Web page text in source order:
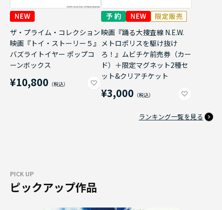
ザ・プライム・コレクション
映画『トイ・ストーリー５』
バズライトイヤー ポップコ
ーンボックス
¥10,800
映画『踊る大捜査線 N.E.W.
メトロポリスを駆け抜け
ろ！』ムビチケ前売券（カー
ド）＋限定マグネット2種セ
ット&クリアチケット
¥3,000
ランキング一覧を見る
PICK UP
ピックアップ作品